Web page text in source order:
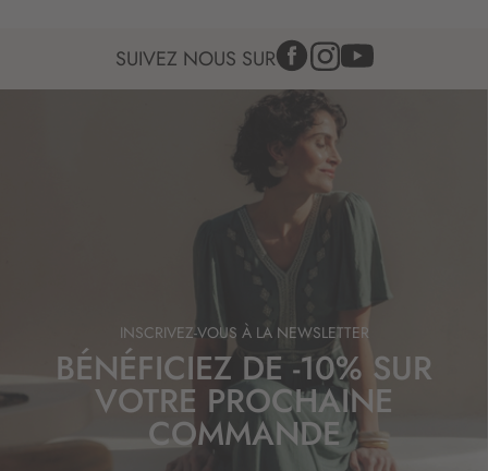
SUIVEZ NOUS SUR
INSCRIVEZ-VOUS À LA NEWSLETTER
BÉNÉFICIEZ DE -10% SUR
VOTRE PROCHAINE
COMMANDE